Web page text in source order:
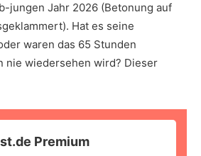
jungen Jahr 2026 (Betonung auf
Hat es seine
waren das 65 Stunden
nie wiedersehen wird? Dieser
Premium